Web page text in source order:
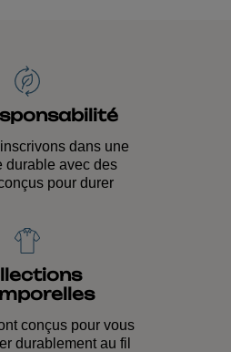
dans une
durable avec des
pour durer
conçus pour vous
durablement au fil